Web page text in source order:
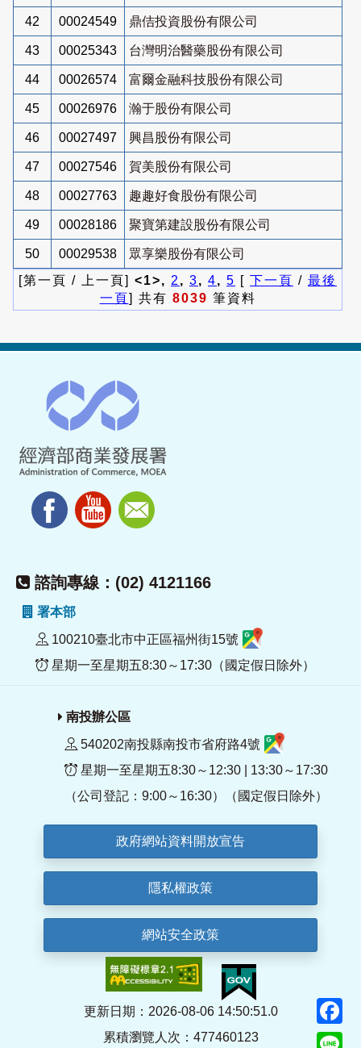
42 00024549 鼎佶投資股份有限公司
43 00025343 台灣明治醫藥股份有限公司
44 00026574 富爾金融科技股份有限公司
45 00026976 瀚于股份有限公司
46 00027497 興昌股份有限公司
47 00027546 賀美股份有限公司
48 00027763 趣趣好食股份有限公司
49 00028186 聚寶第建設股份有限公司
50 00029538
眾享樂股份有限公司
[第一頁 / 上一頁] <1>, 2 , 3, 4, 5 [ 下一頁 / 最後
一頁] 共有 8039 筆資料
諮詢專線：(02) 4121166
署本部
100210臺北市中正區福州街15號
星期一至星期五8:30～17:30（國定假日除外）
南投辦公區
540202南投縣南投市省府路4號
星期一至星期五8:30～12:30 | 13:30～17:30
（公司登記：9:00～16:30）（國定假日除外）
政府網站資料開放宣告
隱私權政策
網站安全政策
更新日期：2026-08-06 14:50:51.0
累積瀏覽人次：477460123